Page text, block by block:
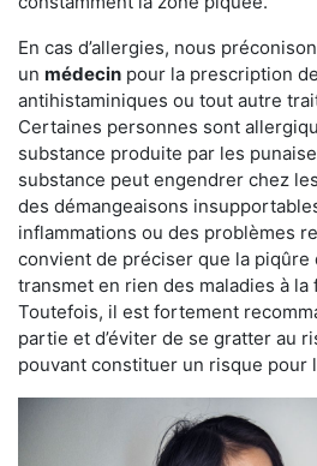
En cas d’allergies, nous
un médecin pour la prescription
antihistaminiques ou tout autre
Certaines personnes sont
substance produite par les
substance peut engendrer chez
des démangeaisons
inflammations ou des problèmes
convient de préciser que la piqûre
transmet en rien des maladies à la
Toutefois, il est fortement
partie et d’éviter de se gratter au
pouvant constituer un risque pour